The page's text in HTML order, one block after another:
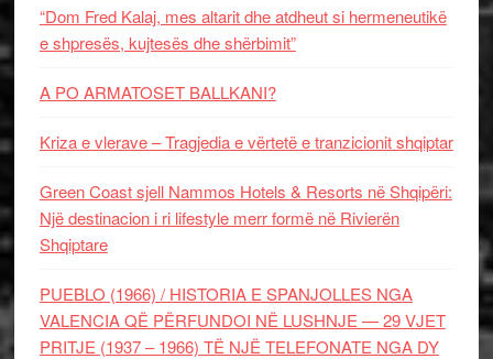
“Dom Fred Kalaj, mes altarit dhe atdheut si hermeneutikë
e shpresës, kujtesës dhe shërbimit”
A PO ARMATOSET BALLKANI?
Kriza e vlerave – Tragjedia e vërtetë e tranzicionit shqiptar
Green Coast sjell Nammos Hotels & Resorts në Shqipëri:
Një destinacion i ri lifestyle merr formë në Rivierën
Shqiptare
PUEBLO (1966) / HISTORIA E SPANJOLLES NGA
VALENCIA QË PËRFUNDOI NË LUSHNJE — 29 VJET
PRITJE (1937 – 1966) TË NJË TELEFONATE NGA DY